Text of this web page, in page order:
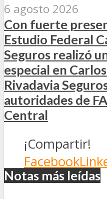
6 agosto 2026
Con fuerte
Estudio Federal
Seguros realizó
especial en
Rivadavia
autoridades de
Central
¡Compartir!
Facebook
Notas más leídas